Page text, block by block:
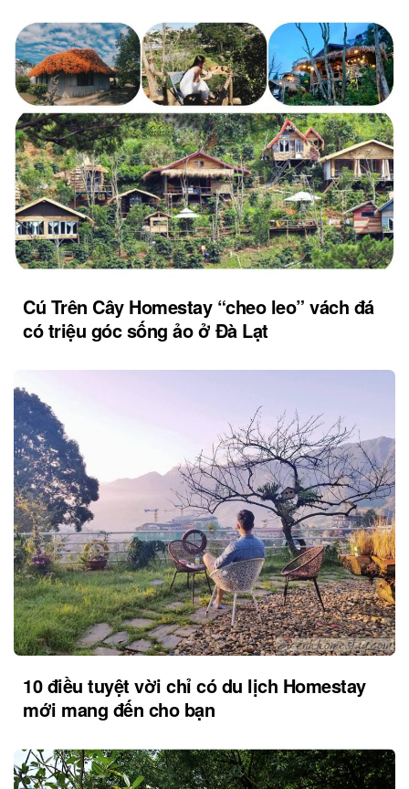
Cú Trên Cây Homestay “cheo leo” vách đá
có triệu góc sống ảo ở Đà Lạt
10 điều tuyệt vời chỉ có du lịch Homestay
mới mang đến cho bạn